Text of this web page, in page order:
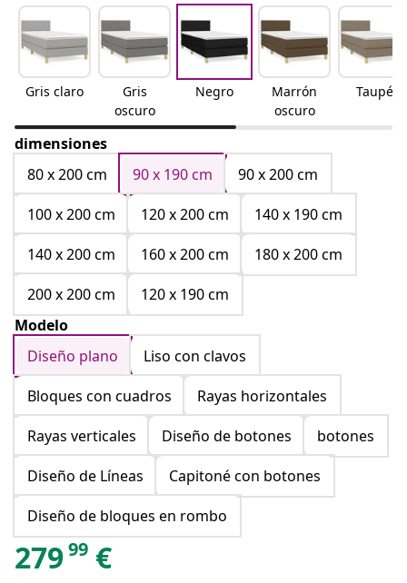
Gris claro
Gris
oscuro
Negro
Marrón
oscuro
Taupé
dimensiones
80 x 200 cm
90 x 190 cm
90 x 200 cm
100 x 200 cm
120 x 200 cm
140 x 190 cm
140 x 200 cm
160 x 200 cm
180 x 200 cm
200 x 200 cm
120 x 190 cm
Modelo
Diseño plano
Liso con clavos
Bloques con cuadros
Rayas horizontales
Rayas verticales
Diseño de botones
botones
Diseño de Líneas
Capitoné con botones
Diseño de bloques en rombo
27999 €